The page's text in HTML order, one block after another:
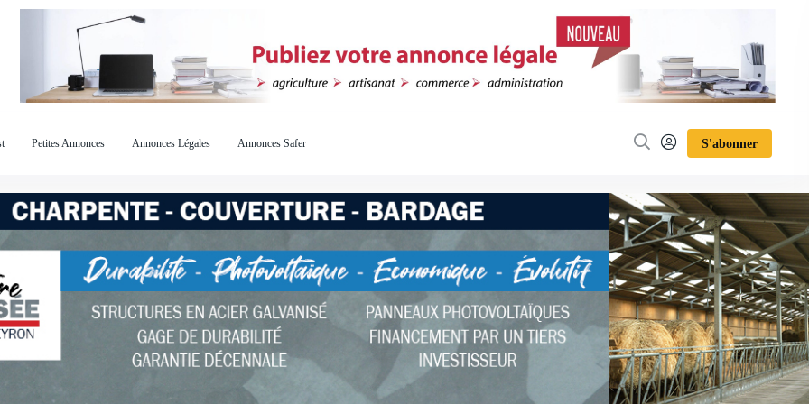
Petites Annonces Annonces Légales Annonces Safer S'abonner